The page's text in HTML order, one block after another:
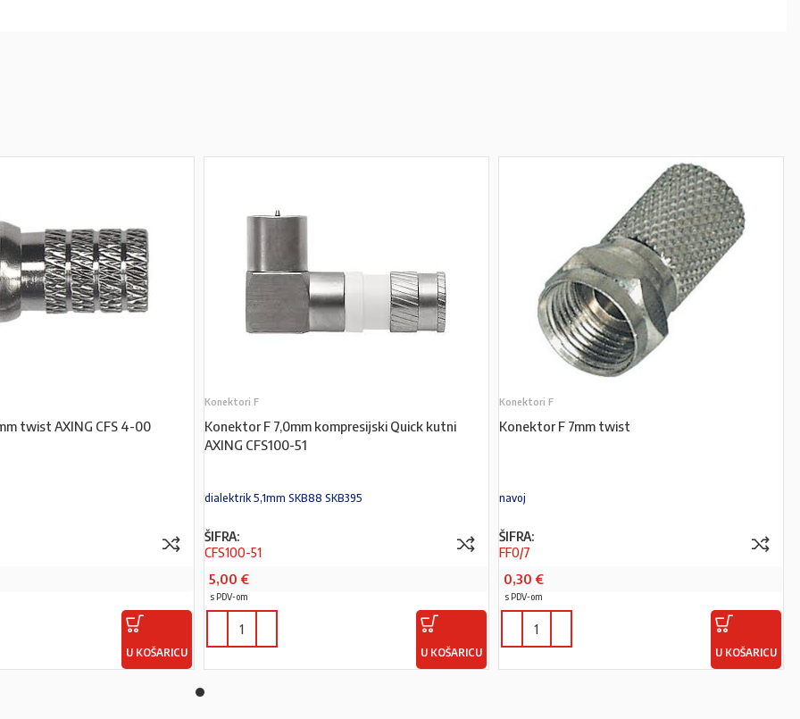
twist AXING CFS 4-00
U KOŠARICU
Konektori F
Konektor F 7,0mm kompresijski Quick kutni
AXING CFS100-51
dialektrik 5,1mm SKB88 SKB395
ŠIFRA:
CFS100-51
5,00 €
s PDV-om
U KOŠARICU
Konektori F
Konektor F 7mm twist
navoj
ŠIFRA:
FF0/7
0,30 €
s PDV-om
U KOŠARICU